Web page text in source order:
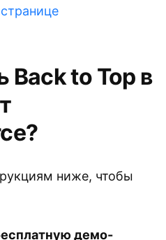
Back to Top в
ниже, чтобы
демо-